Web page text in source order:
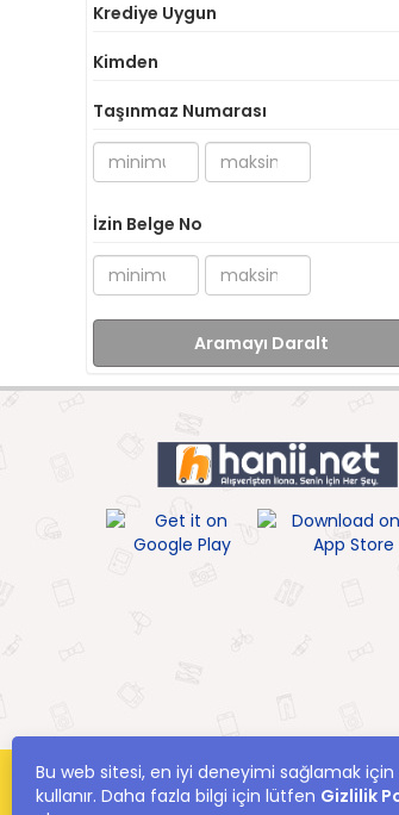
Krediye Uygun
Kimden
Taşınmaz Numarası
İzin Belge No
Aramayı Daralt
Bu web sitesi, en iyi deneyimi sağlamak için
kullanır. Daha fazla bilgi için lütfen Gizlilik